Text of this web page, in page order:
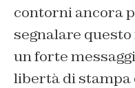
contorni ancora
segnalare
un forte
libertà di stampa